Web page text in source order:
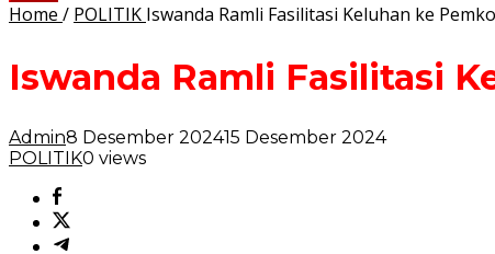
Home / POLITIK Iswanda Ramli Fasilitasi Keluhan ke
Iswanda Ramli Fasilitasi
Admin8 Desember 202415 Desember 2024
POLITIK0 views